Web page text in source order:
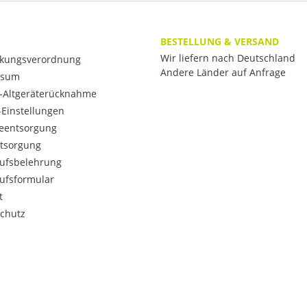
BESTELLUNG & VERSAND
Wir liefern nach Deutschland
Andere Länder auf Anfrage